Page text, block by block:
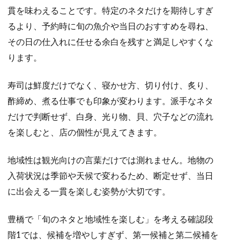
貫を味わえることです。特定のネタだけを期待しすぎ
るより、予約時に旬の魚介や当日のおすすめを尋ね、
その日の仕入れに任せる余白を残すと満足しやすくな
ります。
寿司は鮮度だけでなく、寝かせ方、切り付け、炙り、
酢締め、煮る仕事でも印象が変わります。派手なネタ
だけで判断せず、白身、光り物、貝、穴子などの流れ
を楽しむと、店の個性が見えてきます。
地域性は観光向けの言葉だけでは測れません。地物の
入荷状況は季節や天候で変わるため、断定せず、当日
に出会える一貫を楽しむ姿勢が大切です。
豊橋で「旬のネタと地域性を楽しむ」を考える確認段
階1では、候補を増やしすぎず、第一候補と第二候補を